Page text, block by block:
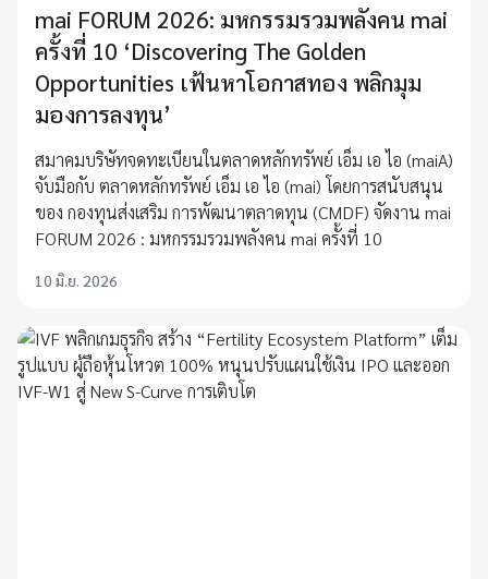
mai FORUM 2026: มหกรรมรวมพลังคน mai
ครั้งที่ 10 ‘Discovering The Golden
Opportunities เฟ้นหาโอกาสทอง พลิกมุม
มองการลงทุน’
สมาคมบริษัทจดทะเบียนในตลาดหลักทรัพย์ เอ็ม เอ ไอ (maiA)
จับมือกับ ตลาดหลักทรัพย์ เอ็ม เอ ไอ (mai) โดยการสนับสนุน
ของ กองทุนส่งเสริม การพัฒนาตลาดทุน (CMDF) จัดงาน mai
FORUM 2026 : มหกรรมรวมพลังคน mai ครั้งที่ 10
10 มิ.ย. 2026